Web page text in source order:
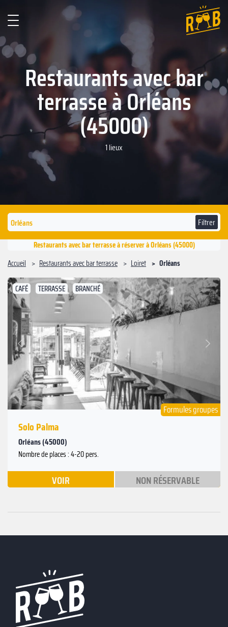
Restaurants avec bar
terrasse à Orléans
(45000)
1 lieux
Filtrer
Restaurants avec bar terrasse à réserver à Orléans (45000)
Accueil
Restaurants avec bar terrasse Loiret Orléans
CAFÉ TERRASSE BRANCHÉ
Précédent
Suivant
Formules groupes
Solo Palma
Orléans (45000)
Nombre de places : 4-20 pers.
VOIR NON RÉSERVABLE